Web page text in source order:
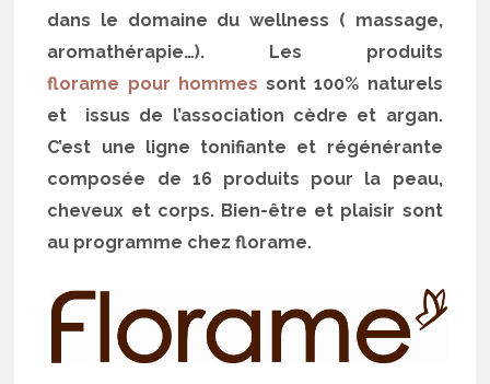
dans le domaine du wellness ( massage,
aromathérapie…). Les produits
florame pour hommes sont 100% naturels
et issus de l’association cèdre et argan.
C’est une ligne tonifiante et régénérante
composée de 16 produits pour la peau,
cheveux et corps. Bien-être et plaisir sont
au programme chez florame.